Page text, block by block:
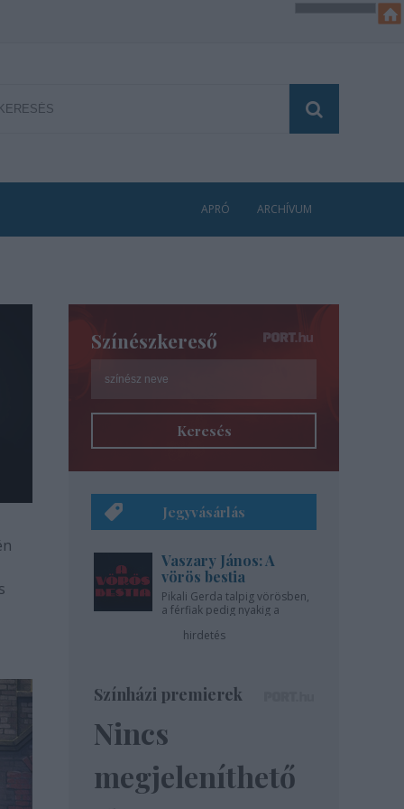
APRÓ ARCHÍVUM
Színészkereső
Keresés
Jegyvásárlás
Vaszary János: A
vörös bestia
Pikali Gerda talpig vörösben,
a férfiak pedig nyakig a
hirdetés
Színházi premierek
Nincs
megjeleníthető